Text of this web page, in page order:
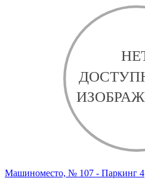
Машиноместо, № 107 - Паркинг 4